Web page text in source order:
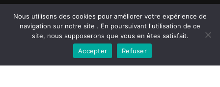
Nous utilisons des cookies pour améliorer votre expérience de
navigation sur notre site . En poursuivant l'utilisation de ce
site, nous supposerons que vous en êtes satisfait.
Accepter
Refuser